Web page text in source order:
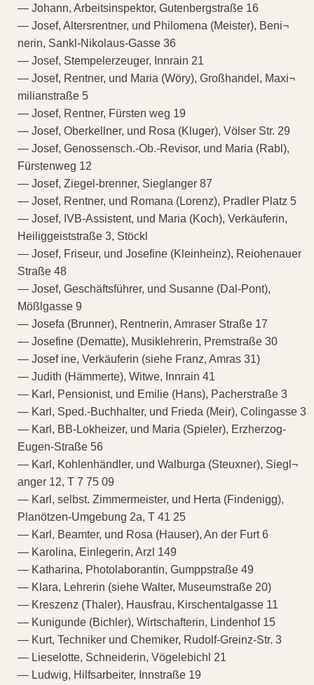
— Johann, Arbeitsinspektor, Gutenbergstraße 16
— Josef, Altersrentner, und Philomena (Meister), Beni¬
nerin, Sankl-Nikolaus-Gasse 36
— Josef, Stempelerzeuger, Innrain 21
— Josef, Rentner, und Maria (Wöry), Großhandel, Maxi¬
milianstraße 5
— Josef, Rentner, Fürsten weg 19
— Josef, Oberkellner, und Rosa (Kluger), Völser Str. 29
— Josef, Genossensch.-Ob.-Revisor, und Maria (Rabl),
Fürstenweg 12
— Josef, Ziegel-brenner, Sieglanger 87
— Josef, Rentner, und Romana (Lorenz), Pradler Platz 5
— Josef, IVB-Assistent, und Maria (Koch), Verkäuferin,
Heiliggeiststraße 3, Stöckl
— Josef, Friseur, und Josefine (Kleinheinz), Reiohenauer
Straße 48
— Josef, Geschäftsführer, und Susanne (Dal-Pont),
Mößlgasse 9
— Josefa (Brunner), Rentnerin, Amraser Straße 17
— Josefine (Dematte), Musiklehrerin, Premstraße 30
— Josef ine, Verkäuferin (siehe Franz, Amras 31)
— Judith (Hämmerte), Witwe, Innrain 41
— Karl, Pensionist, und Emilie (Hans), Pacherstraße 3
— Karl, Sped.-Buchhalter, und Frieda (Meir), Colingasse 3
— Karl, BB-Lokheizer, und Maria (Spieler), Erzherzog-
Eugen-Straße 56
— Karl, Kohlenhändler, und Walburga (Steuxner), Siegl¬
anger 12, T 7 75 09
— Karl, selbst. Zimmermeister, und Herta (Findenigg),
Planötzen-Umgebung 2a, T 41 25
— Karl, Beamter, und Rosa (Hauser), An der Furt 6
— Karolina, Einlegerin, Arzl 149
— Katharina, Photolaborantin, Gumppstraße 49
— Klara, Lehrerin (siehe Walter, Museumstraße 20)
— Kreszenz (Thaler), Hausfrau, Kirschentalgasse 11
— Kunigunde (Bichler), Wirtschafterin, Lindenhof 15
— Kurt, Techniker und Chemiker, Rudolf-Greinz-Str. 3
— Lieselotte, Schneiderin, Vögelebichl 21
— Ludwig, Hilfsarbeiter, Innstraße 19